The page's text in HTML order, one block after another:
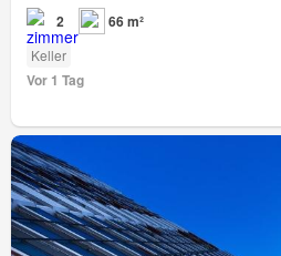
2 66 m²
Keller
Vor 1 Tag